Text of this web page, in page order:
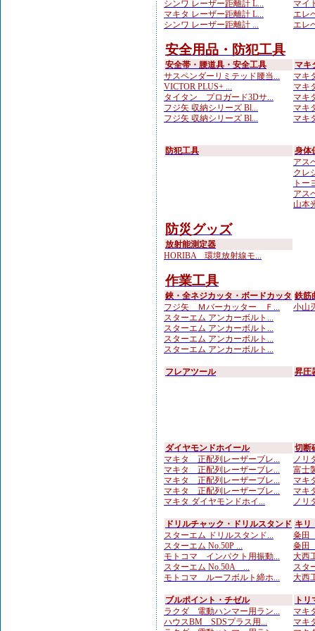
シンワ レーザー距離計 L...
マキタ レーザー距離計 L...
シンワ レーザー距離計 ...
マイ
エレ
エレ
安全用品・防犯工具
安全帯・腰道具・安全工具
サスペンダーリミテッド腰当...
VICTOR PLUS+ ...
タイタン プロガード3Dサ...
フジ矢 収納シリーズ Bl...
フジ矢 収納シリーズ Bl...
マキ
マキ
マキ
マキ
マキ
マキ
防犯工具
身体
アス
クレ
トー
アス
山本
防災グッズ
放射能測定器
HORIBA 環境放射線モ...
作業工具
鋏・全ネジカッタ・ボードカッタ
フジ矢 Ｍバーカッター Ｆ...
スターエム アンカーボルト...
スターエム アンカーボルト...
スターエム アンカーボルト...
スターエム アンカーボルト...
鉄筋
小山
フレアツール 昇圧
ダイヤモンドホイール
マキタ 正配列レーザーブレ...
マキタ 正配列レーザーブレ...
マキタ 正配列レーザーブレ...
マキタ 正配列レーザーブレ...
マキタ ダイヤモンドホイ...
切断
ノリ
富士
マキ
マキ
ノリ
ドリルチャック・ドリルスタンド
スターエム ドリルスタンド...
スターエム No.50P ...
モトコマ インパクト用振動...
スターエム No.50A ...
モトコマ ルーフボルト締ホ...
キリ
粂田
粂田
大西
スタ
大西
ブルポイント・チゼル
ラクダ 電動ハンマー用ラン...
ハウスBM SDSプラス用...
ト
マキ
マキ